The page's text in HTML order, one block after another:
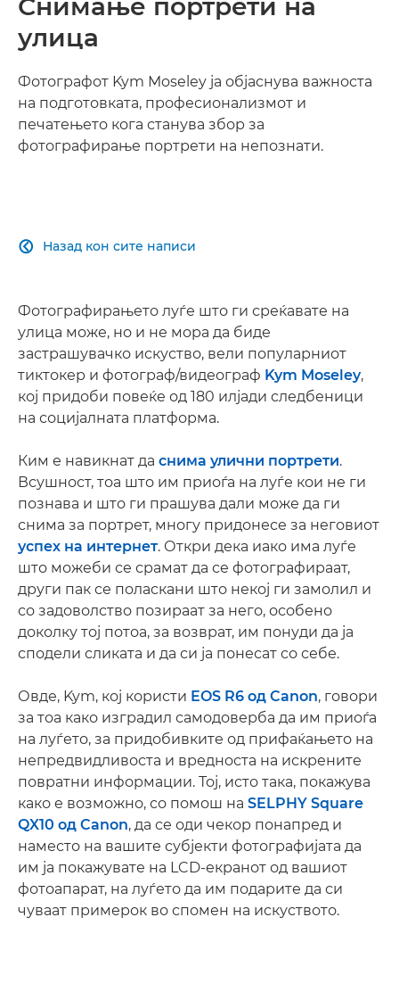
Снимање портрети на
улица
Фотографот Kym Moseley ја објаснува важноста
на подготовката, професионализмот и
печатењето кога станува збор за
фотографирање портрети на непознати.
Назад кон сите написи

Фотографирањето луѓе што ги среќавате на
улица може, но и не мора да биде
застрашувачко искуство, вели популарниот
тиктокер и фотограф/видеограф Kym Moseley,
кој придоби повеќе од 180 илјади следбеници
на социјалната платформа.
Ким е навикнат да снима улични портрети.
Всушност, тоа што им приоѓа на луѓе кои не ги
познава и што ги прашува дали може да ги
снима за портрет, многу придонесе за неговиот
успех на интернет. Откри дека иако има луѓе
што можеби се срамат да се фотографираат,
други пак се поласкани што некој ги замолил и
со задоволство позираат за него, особено
доколку тој потоа, за возврат, им понуди да ја
сподели сликата и да си ја понесат со себе.
Овде, Kym, кој користи EOS R6 од Canon, говори
за тоа како изградил самодоверба да им приоѓа
на луѓето, за придобивките од прифаќањето на
непредвидливоста и вредноста на искрените
повратни информации. Тој, исто така, покажува
како е возможно, со помош на SELPHY Square
QX10 од Canon, да се оди чекор понапред и
наместо на вашите субјекти фотографијата да
им ја покажувате на LCD-екранот од вашиот
фотоапарат, на луѓето да им подарите да си
чуваат примерок во спомен на искуството.